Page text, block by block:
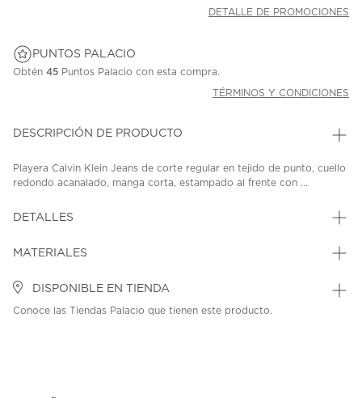
DETALLE DE PROMOCIONES
PUNTOS PALACIO
Obtén 45 Puntos Palacio con esta compra.
TÉRMINOS Y CONDICIONES
DESCRIPCIÓN DE PRODUCTO
Playera Calvin Klein Jeans de corte regular en tejido de punto, cuello
redondo acanalado, manga corta, estampado al frente con ...
DETALLES
MATERIALES
DISPONIBLE EN TIENDA
Conoce las Tiendas Palacio que tienen este producto.